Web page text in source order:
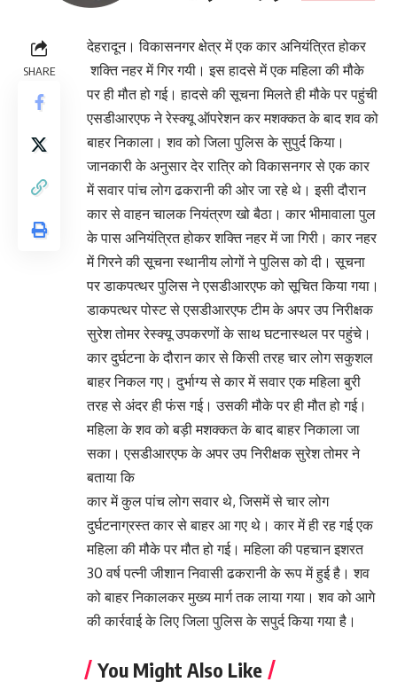
SHARE
देहरादून। विकासनगर क्षेत्र में एक कार अनियंत्रित होकर
शक्ति नहर में गिर गयी। इस हादसे में एक महिला की मौके
पर ही मौत हो गई। हादसे की सूचना मिलते ही मौके पर पहुंची
एसडीआरएफ ने रेस्क्यू ऑपरेशन कर मशक्कत के बाद शव को
बाहर निकाला। शव को जिला पुलिस के सुपुर्द किया।
जानकारी के अनुसार देर रात्रि को विकासनगर से एक कार
में सवार पांच लोग ढकरानी की ओर जा रहे थे। इसी दौरान
कार से वाहन चालक नियंत्रण खो बैठा। कार भीमावाला पुल
के पास अनियंत्रित होकर शक्ति नहर में जा गिरी। कार नहर
में गिरने की सूचना स्थानीय लोगों ने पुलिस को दी। सूचना
पर डाकपत्थर पुलिस ने एसडीआरएफ को सूचित किया गया।
डाकपत्थर पोस्ट से एसडीआरएफ टीम के अपर उप निरीक्षक
सुरेश तोमर रेस्क्यू उपकरणों के साथ घटनास्थल पर पहुंचे।
कार दुर्घटना के दौरान कार से किसी तरह चार लोग सकुशल
बाहर निकल गए। दुर्भाग्य से कार में सवार एक महिला बुरी
तरह से अंदर ही फंस गई। उसकी मौके पर ही मौत हो गई।
महिला के शव को बड़ी मशक्कत के बाद बाहर निकाला जा
सका। एसडीआरएफ के अपर उप निरीक्षक सुरेश तोमर ने
बताया कि
कार में कुल पांच लोग सवार थे, जिसमें से चार लोग
दुर्घटनाग्रस्त कार से बाहर आ गए थे। कार में ही रह गई एक
महिला की मौके पर मौत हो गई। महिला की पहचान इशरत
30 वर्ष पत्नी जीशान निवासी ढकरानी के रूप में हुई है। शव
को बाहर निकालकर मुख्य मार्ग तक लाया गया। शव को आगे
की कार्रवाई के लिए जिला पुलिस के सपुर्द किया गया है।
You Might Also Like